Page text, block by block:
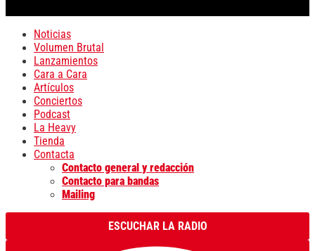
Noticias
Volumen Brutal
Lanzamientos
Cara a Cara
Artículos
Conciertos
Podcast
La Heavy
Tienda
Contacta
Contacto general y redacción
Contacto para bandas
Mailing
ESCUCHAR LA RADIO